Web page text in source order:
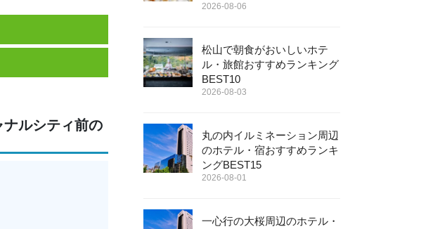
ルシティ前の
2026-08-06
松山で朝食がおいしいホテ
ル・旅館おすすめランキング
BEST10
2026-08-03
丸の内イルミネーション周辺
のホテル・宿おすすめランキ
ングBEST15
2026-08-01
一心行の大桜周辺のホテル・